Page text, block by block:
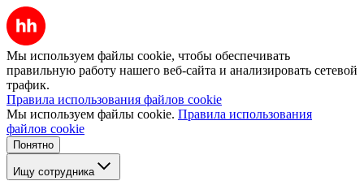
Мы используем файлы cookie, чтобы обеспечивать
правильную работу нашего веб-сайта и анализировать сетевой
трафик.
Правила использования файлов cookie
Мы используем файлы cookie. Правила использования
файлов cookie
Понятно
Ищу сотрудника